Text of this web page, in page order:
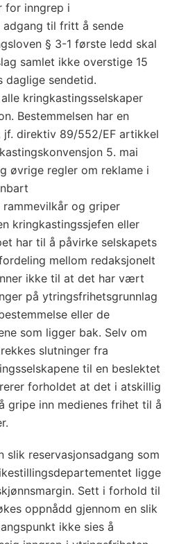
for inngrep i
adgang til fritt å sende
§ 3-1 første ledd skal
samlet ikke overstige 15
daglige sendetid.
kringkastingsselskaper
Bestemmelsen har en
jf. direktiv 89/552/EF artikkel
5. mai
øvrige regler om reklame i
rammevilkår og griper
kringkastingssjefen eller
har til å påvirke selskapets
mellom redaksjonelt
ikke til at det har vært
på ytringsfrihetsgrunnlag
eller de
som ligger bak. Selv om
slutninger fra
til en beslektet
forholdet at det i atskillig
gripe inn medienes frihet til å
reservasjonsadgang som
ligge
Sett i forhold til
oppnådd gjennom en slik
ikke sies å